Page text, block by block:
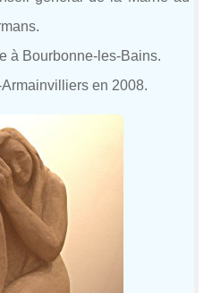
à Bourbonne-les-Bains.
en 2008.